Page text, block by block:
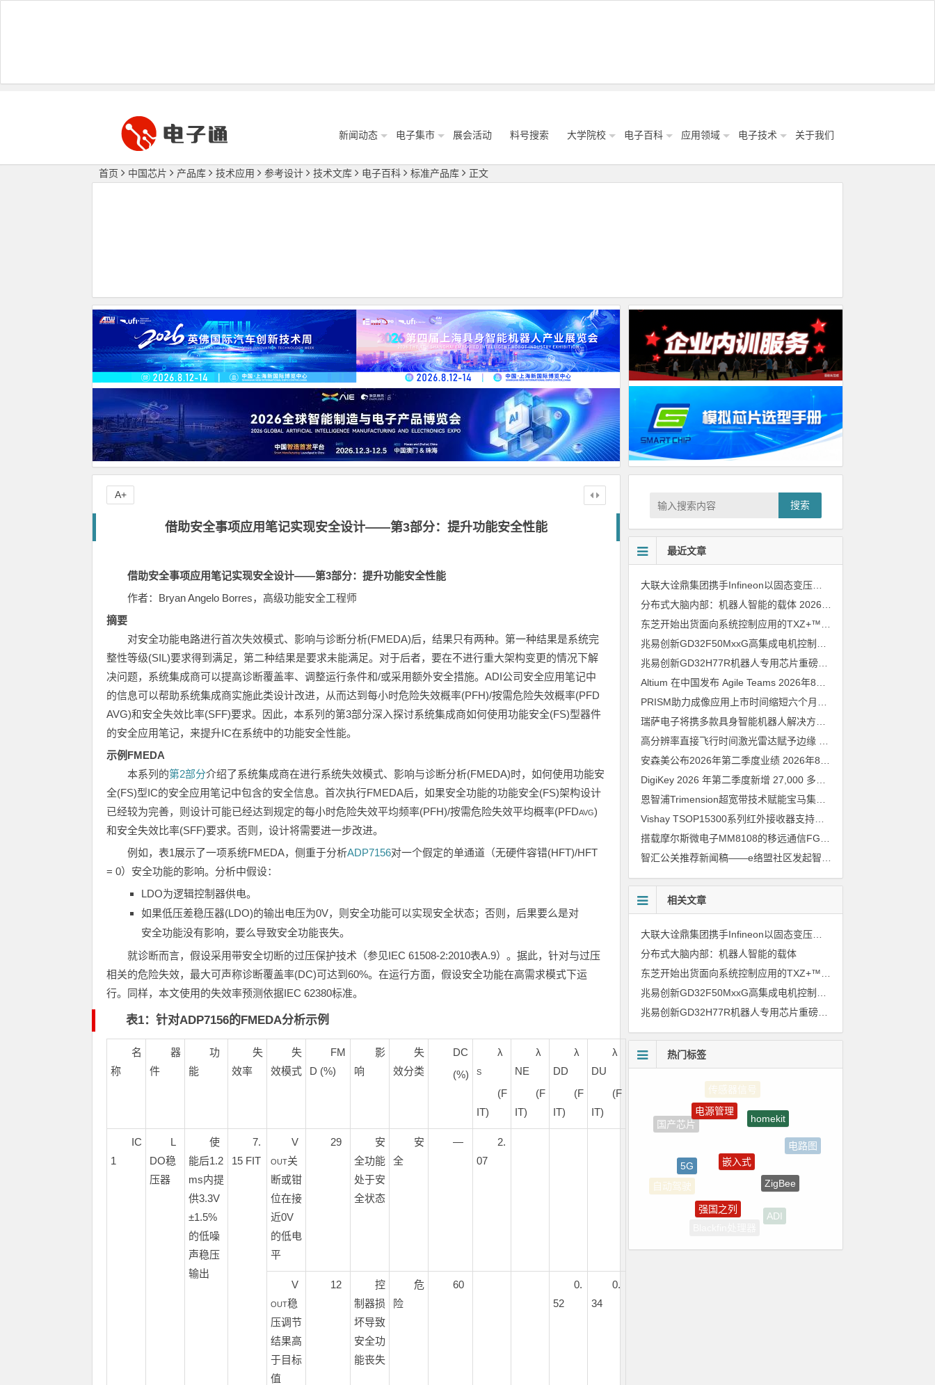
新闻动态 电子集市 展会活动 料号搜索 大学院校 电子百科 应用领域 电子技术 关于我们
首页 中国芯片 产品库 技术应用 参考设计 技术文库 电子百科 标准产品库 正文
借助安全事项应用笔记实现安全设计——第3部分：提升功能安全性能
借助安全事项应用笔记实现安全设计——第3部分：提升功能安全性能
作者：Bryan Angelo Borres，高级功能安全工程师
摘要
对安全功能电路进行首次失效模式、影响与诊断分析(FMEDA)后，结果只有两种。第一种结果是系统完
整性等级(SIL)要求得到满足，第二种结果是要求未能满足。对于后者，要在不进行重大架构变更的情况下解
决问题，系统集成商可以提高诊断覆盖率、调整运行条件和/或采用额外安全措施。ADI公司安全应用笔记中
的信息可以帮助系统集成商实施此类设计改进，从而达到每小时危险失效概率(PFH)/按需危险失效概率(PFD
AVG)和安全失效比率(SFF)要求。因此，本系列的第3部分深入探讨系统集成商如何使用功能安全(FS)型器件
的安全应用笔记，来提升IC在系统中的功能安全性能。
示例FMEDA
本系列的第2部分介绍了系统集成商在进行系统失效模式、影响与诊断分析(FMEDA)时，如何使用功能安
全(FS)型IC的安全应用笔记中包含的安全信息。首次执行FMEDA后，如果安全功能的功能安全(FS)架构设计
已经较为完善，则设计可能已经达到规定的每小时危险失效平均频率(PFH)/按需危险失效平均概率(PFDAVG)
和安全失效比率(SFF)要求。否则，设计将需要进一步改进。
例如，表1展示了一项系统FMEDA，侧重于分析ADP7156对一个假定的单通道（无硬件容错(HFT)/HFT
= 0）安全功能的影响。分析中假设：
LDO为逻辑控制器供电。
如果低压差稳压器(LDO)的输出电压为0V，则安全功能可以实现安全状态；否则，后果要么是对
安全功能没有影响，要么导致安全功能丧失。
就诊断而言，假设采用带安全切断的过压保护技术（参见IEC 61508-2:2010表A.9）。据此，针对与过压
相关的危险失效，最大可声称诊断覆盖率(DC)可达到60%。在运行方面，假设安全功能在高需求模式下运
行。同样，本文使用的失效率预测依据IEC 62380标准。
表1：针对ADP7156的FMEDA分析示例
名
称
器
件
功
能
失
效率
失
效模式
FM
D (%)
影
响
失
效分类
DC
(%)
λ
S
(F
IT)
λ
NE
(F
IT)
λ
DD
(F
IT)
λ
DU
(F
IT)
IC
1
L
DO稳
压器
使
能后1.2
ms内提
供3.3V
±1.5%
的低噪
声稳压
输出
7.
15 FIT
V
OUT关
断或钳
位在接
近0V
的低电
平
29
安
全功能
处于安
全状态
安
全
—
2.
07
V
OUT稳
压调节
结果高
于目标
值
12
控
制器损
坏导致
安全功
能丧失
危
险
60
0.
52
0.
34
A+
搜索
最近文章
大联大诠鼎集团携手Infineon以固态变压器重构配电效率新标杆
分布式大脑内部：机器人智能的载体 2026年8月6日
兆易创新GD32H77R机器人专用芯片重磅亮相，精准赋能伺服驱动与关节控制
Altium 在中国发布 Agile Teams 2026年8月6日
安森美公布2026年第二季度业绩 2026年8月6日
恩智浦Trimension超宽带技术赋能宝马集团Digital Key Plus及生命体存在检测功能
Vishay TSOP15300系列红外接收器支持所有主流遥控代码
相关文章
大联大诠鼎集团携手Infineon以固态变压器重构配电效率新标杆
分布式大脑内部：机器人智能的载体
兆易创新GD32H77R机器人专用芯片重磅亮相，精准赋能伺服驱动与关节控制
热门标签
电源管理
电路图
自动驾驶
嵌入式
ADI
Blackfin处理器